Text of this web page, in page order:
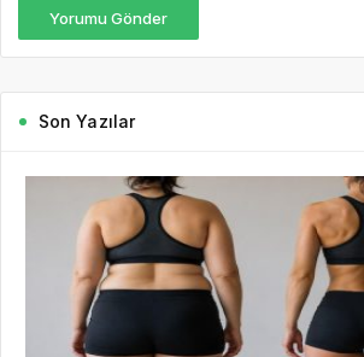
Yorumu Gönder
Son Yazılar